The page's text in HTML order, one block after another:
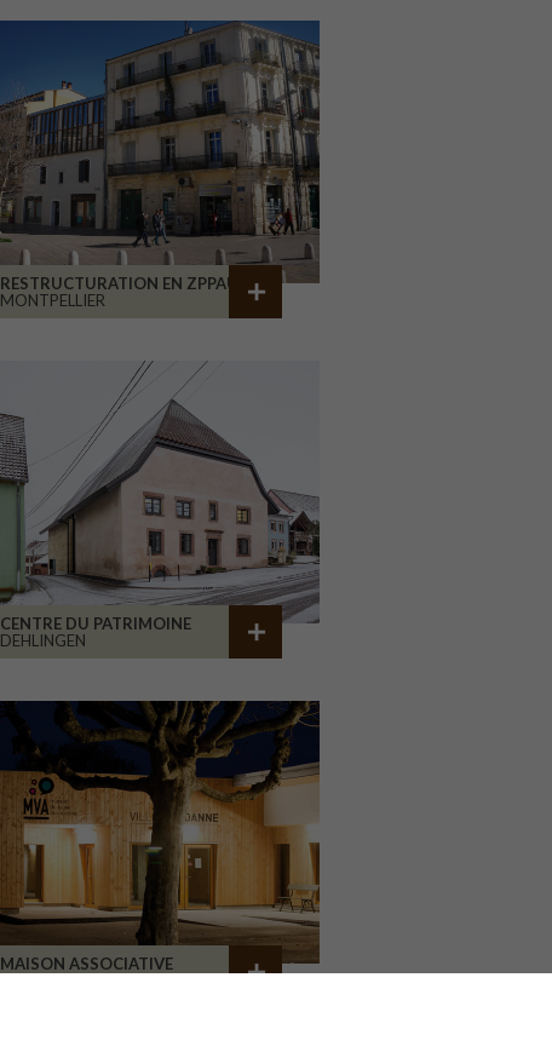
RESTRUCTURATION EN ZPPAUP
MONTPELLIER
CENTRE DU PATRIMOINE
DEHLINGEN
MAISON ASSOCIATIVE